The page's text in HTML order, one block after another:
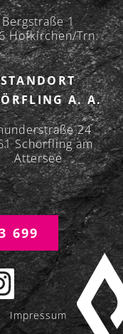
Bergstraße 1
Hofkirchen/Trn.
STANDORT
A. A.
24
Schörfling am
Attersee
699
Impressum